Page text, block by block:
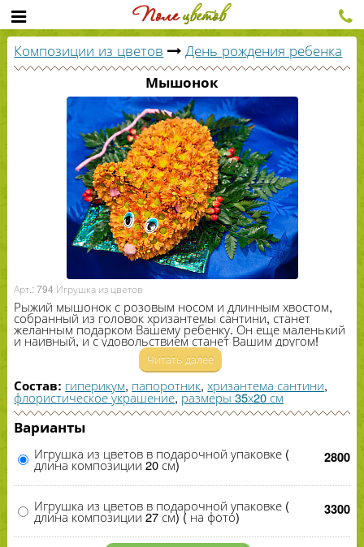
Композиции из цветов День рождения ребенка
Мышонок
Арт.: 794 Игрушка из цветов
Рыжий мышонок с розовым носом и длинным хвостом,
собранный из головок хризантемы сантини, станет
желанным подарком Вашему ребенку. Он еще маленький
и наивный, и с удовольствием станет Вашим другом!
Читать далее
Состав: гиперикум, папоротник,хризантема сантини,
флористическое украшение,размеры 35х20 см
Варианты
Игрушка из цветов в подарочной упаковке (
длина композиции 20 см) 2800
Игрушка из цветов в подарочной упаковке (
длина композиции 27 см) ( на фото) 3300